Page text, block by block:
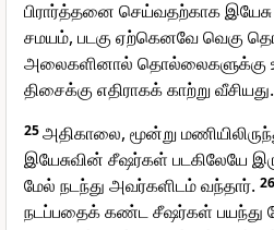
பிரார்த்தனை செய்வதற்காக
சமயம், படகு ஏற்கெனவே வெகு
அலைகளினால் தொல்லைகளுக்கு
திசைக்கு எதிராகக் காற்று வீசியது.
25அதிகாலை, மூன்று
இயேசுவின் சீஷர்கள் படகிலேயே
மேல் நடந்து அவர்களிடம் வந்தார். 26
நடப்பதைக் கண்ட சீஷர்கள் பயந்து